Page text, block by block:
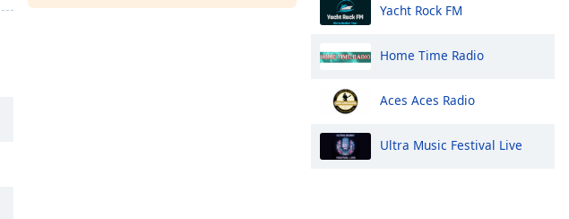
Yacht Rock FM
Home Time Radio
Aces Aces Radio
Ultra Music Festival Live